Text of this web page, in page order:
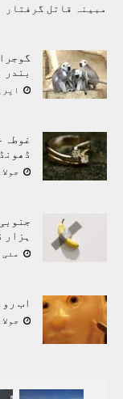
مبینہ قاتل گرفتار
بندر
اپریل 10,
غوطہ
جولائی 1,
ہزار
مئی 3, 2023
اب
جولائی 1,